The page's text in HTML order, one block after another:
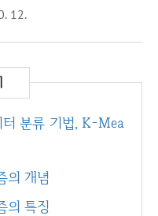
12.
터 분류 기법, K-Mea
의 개념
의 특징